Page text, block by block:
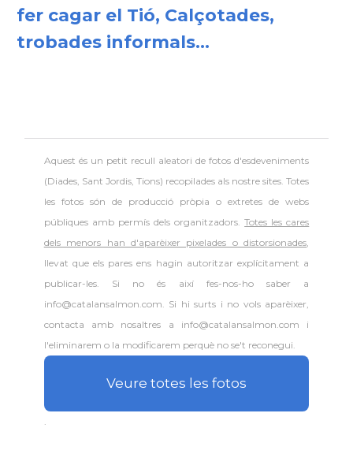
fer cagar el Tió, Calçotades,
trobades informals...
Aquest és un petit recull aleatori defotos d'esdeveniments
(Diades, Sant Jordis, Tions) recopilades als nostre sites. Totes
les fotos són de producció pròpia o extretes de webs
públiques amb permís dels organitzadors.Totes les cares
dels menors han d'aparèixer pixelades o distorsionades,
llevat que els pares ens hagin autoritzar explícitament a
publicar-les. Si no és així fes-nos-ho saber a
info@catalansalmon.com. Si hi surts i no vols aparèixer,
contacta amb nosaltres a info@catalansalmon.com i
l'eliminarem o la modificarem perquè no se't reconegui.
Veure totes les fotos